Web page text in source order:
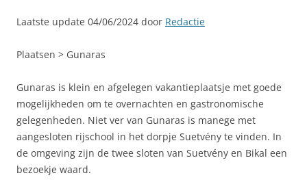
Laatste update 04/06/2024 door Redactie
Plaatsen > Gunaras
Gunaras is klein en afgelegen vakantieplaatsje met goede
mogelijkheden om te overnachten en gastronomische
gelegenheden. Niet ver van Gunaras is manege met
aangesloten rijschool in het dorpje Suetvény te vinden. In
de omgeving zijn de twee sloten van Suetvény en Bikal een
bezoekje waard.